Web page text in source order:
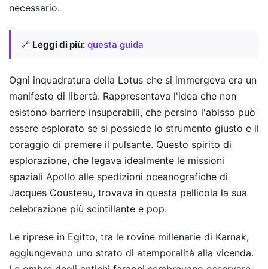
necessario.
🔗 Leggi di più: questa guida
Ogni inquadratura della Lotus che si immergeva era un
manifesto di libertà. Rappresentava l'idea che non
esistono barriere insuperabili, che persino l'abisso può
essere esplorato se si possiede lo strumento giusto e il
coraggio di premere il pulsante. Questo spirito di
esplorazione, che legava idealmente le missioni
spaziali Apollo alle spedizioni oceanografiche di
Jacques Cousteau, trovava in questa pellicola la sua
celebrazione più scintillante e pop.
Le riprese in Egitto, tra le rovine millenarie di Karnak,
aggiungevano uno strato di atemporalità alla vicenda.